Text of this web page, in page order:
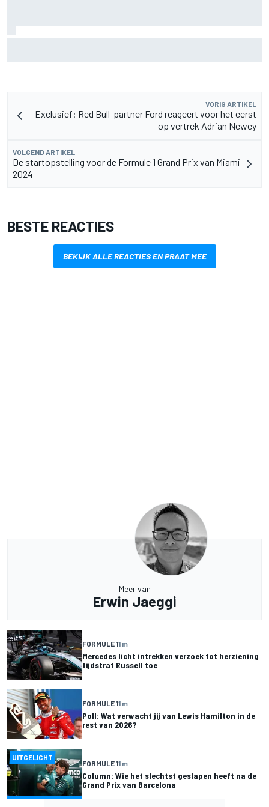
VORIG ARTIKEL
Exclusief: Red Bull-partner Ford reageert voor het eerst
op vertrek Adrian Newey
VOLGEND ARTIKEL
De startopstelling voor de Formule 1 Grand Prix van Miami
2024
BESTE REACTIES
BEKIJK ALLE REACTIES EN PRAAT MEE
Meer van
Erwin Jaeggi
FORMULE 11 m
Mercedes licht intrekken verzoek tot herziening
tijdstraf Russell toe
FORMULE 11 m
Poll: Wat verwacht jij van Lewis Hamilton in de
rest van 2026?
UITGELICHT
FORMULE 11 m
Column: Wie het slechtst geslapen heeft na de
Grand Prix van Barcelona